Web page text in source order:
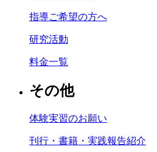
指導ご希望の方へ
研究活動
料金一覧
その他
体験実習のお願い
刊行・書籍・実践報告紹介